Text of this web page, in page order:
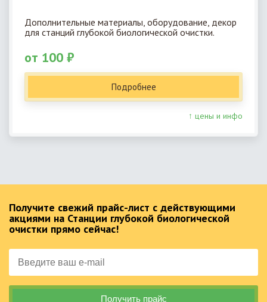
Дополнительные материалы, оборудование, декор
для станций глубокой биологической очистки.
от 100 ₽
Подробнее
↑ цены и инфо
Получите свежий прайс-лист с действующими
акциями на Станции глубокой биологической
очистки прямо сейчас!